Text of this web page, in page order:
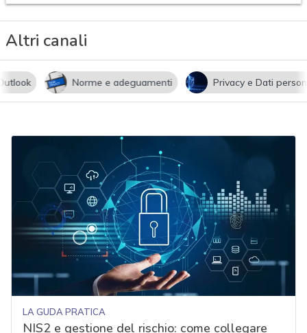
Altri canali
Norme e adeguamenti Privacy e Dati
LA GUDA PRATICA
NIS2 e gestione del rischio: come collegare